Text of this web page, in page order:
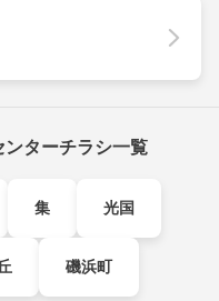
ターチラシ一覧
集 光国
磯浜町